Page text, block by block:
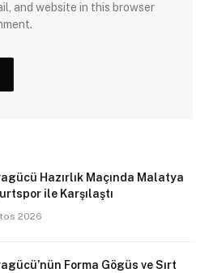
and website in this browser
Hazırlık Maçında Malatya
ile Karşılaştı
2026
Forma Gögüs ve Sırt